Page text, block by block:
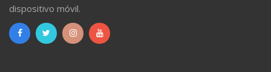
dispositivo móvil.